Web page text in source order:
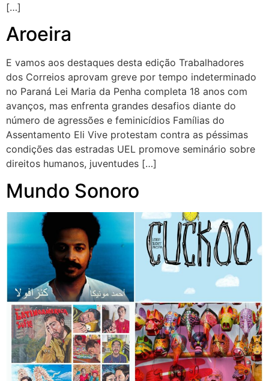
[…]
Aroeira
E vamos aos destaques desta edição Trabalhadores
dos Correios aprovam greve por tempo indeterminado
no Paraná Lei Maria da Penha completa 18 anos com
avanços, mas enfrenta grandes desafios diante do
número de agressões e feminicídios Famílias do
Assentamento Eli Vive protestam contra as péssimas
condições das estradas UEL promove seminário sobre
direitos humanos, juventudes […]
Mundo Sonoro